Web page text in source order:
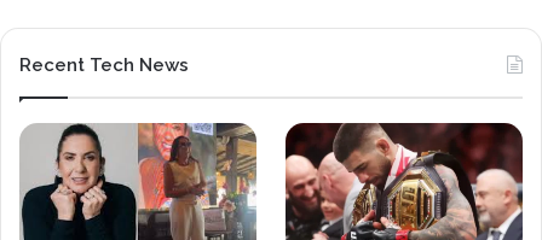
Recent Tech News